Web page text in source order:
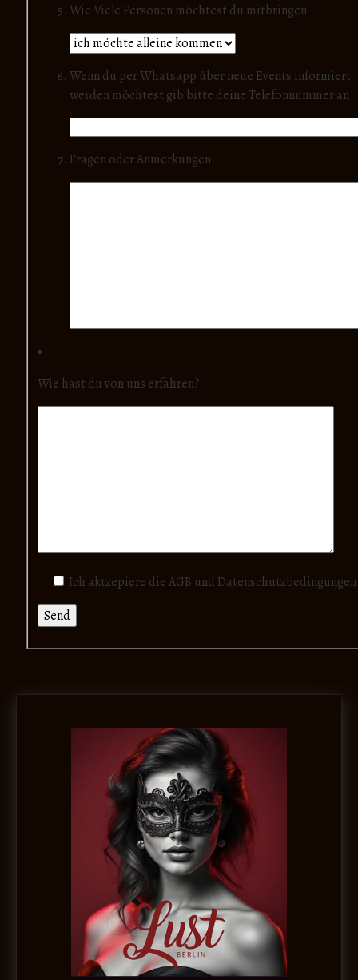
Wie Viele Personen möchtest du mitbringen
Wenn du per Whatsapp über neue Events informiert
werden möchtest gib bitte deine Telefonnummer an
Fragen oder Anmerkungen
Wie hast du von uns erfahren?
Ich aktzepiere die AGB und Datenschutzbedingungen